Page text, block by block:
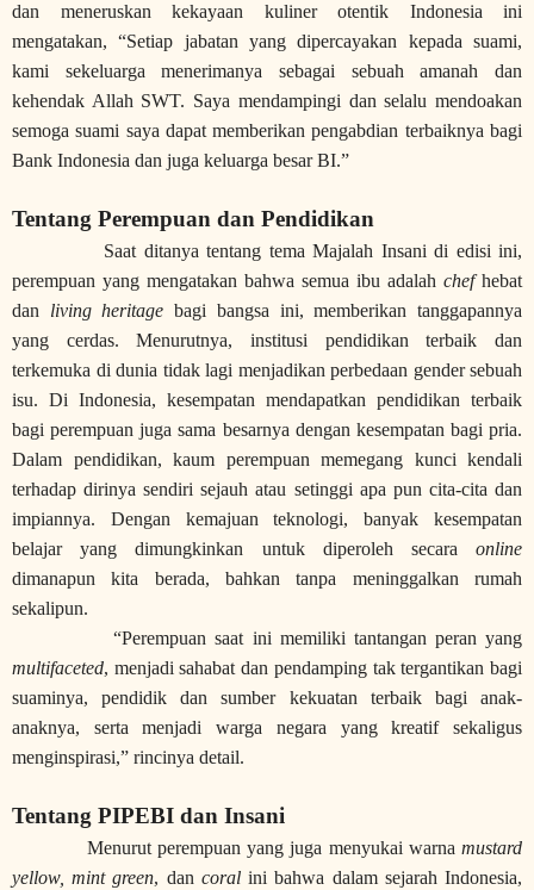
dan meneruskan kekayaan kuliner otentik Indonesia ini
mengatakan, “Setiap jabatan yang dipercayakan kepada suami,
kami sekeluarga menerimanya sebagai sebuah amanah dan
kehendak Allah SWT. Saya mendampingi dan selalu mendoakan
semoga suami saya dapat memberikan pengabdian terbaiknya bagi
Bank Indonesia dan juga keluarga besar BI.”
Tentang Perempuan dan Pendidikan
Saat ditanya tentang tema Majalah Insani di edisi ini,
perempuan yang mengatakan bahwa semua ibu adalah chefhebat
dan living heritage bagi bangsa ini, memberikan tanggapannya
yang cerdas. Menurutnya, institusi pendidikan terbaik dan
terkemuka di dunia tidak lagi menjadikan perbedaan gender sebuah
isu. Di Indonesia, kesempatan mendapatkan pendidikan terbaik
bagi perempuan juga sama besarnya dengan kesempatan bagi pria.
Dalam pendidikan, kaum perempuan memegang kunci kendali
terhadap dirinya sendiri sejauh atau setinggi apa pun cita-cita dan
impiannya. Dengan kemajuan teknologi, banyak kesempatan
belajar yang dimungkinkan untuk diperoleh secara online
dimanapun kita berada, bahkan tanpa meninggalkan rumah
sekalipun.
“Perempuan saat ini memiliki tantangan peran yang
multifaceted, menjadi sahabat dan pendamping tak tergantikan bagi
suaminya, pendidik dan sumber kekuatan terbaik bagi anak-
anaknya, serta menjadi warga negara yang kreatif sekaligus
menginspirasi,” rincinya detail.
Tentang PIPEBI dan Insani
Menurut perempuan yang juga menyukai warnamustard
yellow, mint green, dan coralini bahwa dalam sejarah Indonesia,